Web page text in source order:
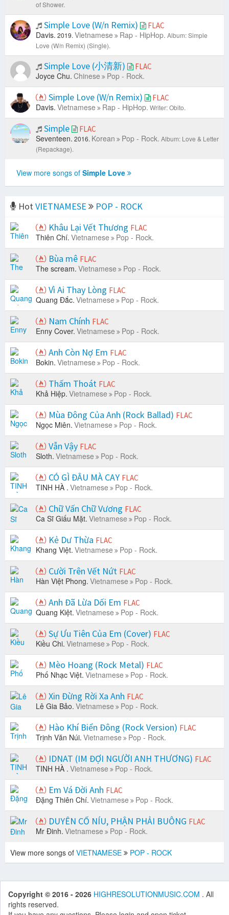
of Shower.
Simple Love (W/n Remix) FLAC
Davis. 2019. Vietnamese Rap - HipHop. Album: Simple
Love (W/n Remix) (Single).
Simple Love (小清新) FLAC
Joyce Chu. Chinese Pop - Rock.
Simple Love (W/n Remix) FLAC
Davis. Vietnamese Rap - HipHop. Writer: Obito.
Simple FLAC
Seventeen. 2016. Korean Pop - Rock. Album: Love & Letter
(Repackage).
View more songs of Simple Love
HotVIETNAMESE
POP - ROCK
Khâu Lại Vết Thương FLAC
Thiên Chí. Vietnamese Pop - Rock.
Bùa mê FLAC
The scream. Vietnamese Pop - Rock.
Vì Ai Thay Lòng FLAC
Quang Đắc. Vietnamese Pop - Rock.
Nam Chính FLAC
Enny Cover. Vietnamese Pop - Rock.
Anh Còn Nợ Em FLAC
Bokin. Vietnamese Pop - Rock.
Thấm Thoát FLAC
Khả Hiệp. Vietnamese Pop - Rock.
Mùa Đông Của Anh (Rock Ballad) FLAC
Ngọc Miên. Vietnamese Pop - Rock.
Vẫn Vậy FLAC
Sloth. Vietnamese Pop - Rock.
CÓ GÌ ĐÂU MÀ CAY FLAC
TINH HÀ . Vietnamese Pop - Rock.
Chữ Vấn Chữ Vương FLAC
Ca Sĩ Giấu Mặt. Vietnamese Pop - Rock.
Kẻ Dư Thừa FLAC
Khang Việt. Vietnamese Pop - Rock.
Cười Trên Vết Nứt FLAC
Hàn Việt Phong. Vietnamese Pop - Rock.
Anh Đã Lừa Dối Em FLAC
Quang Kiệt. Vietnamese Pop - Rock.
Sự Ưu Tiên Của Em (Cover) FLAC
Kiều Chi. Vietnamese Pop - Rock.
Mèo Hoang (Rock Metal) FLAC
Phố Nhạc Việt. Vietnamese Pop - Rock.
Xin Đừng Rời Xa Anh FLAC
Lê Gia Bảo. Vietnamese Pop - Rock.
Hào Khí Biển Đông (Rock Version) FLAC
Trịnh Văn Núi. Vietnamese Pop - Rock.
IDNAT (IM ĐỢI NGƯỜI ANH THƯƠNG) FLAC
TINH HÀ . Vietnamese Pop - Rock.
Em Vá Đời Anh FLAC
Đặng Thiên Chí. Vietnamese Pop - Rock.
DUYÊN CỐ NÍU, PHẬN PHẢI BUÔNG FLAC
Mr Đinh. Vietnamese Pop - Rock.
View more songs of VIETNAMESE POP - ROCK
Copyright © 2016 - 2026 HIGHRESOLUTIONMUSIC.COM . All
rights reserved.